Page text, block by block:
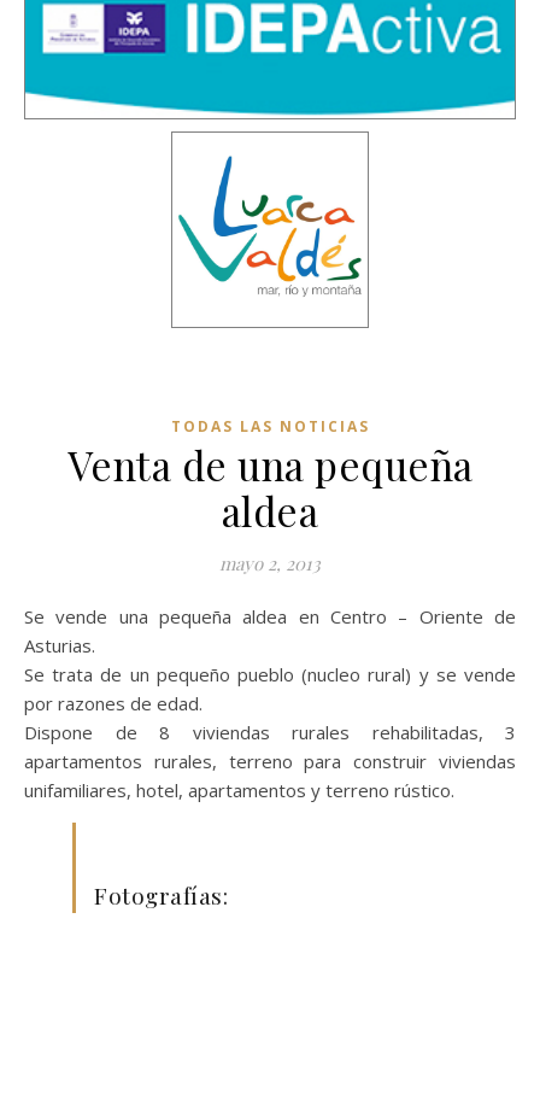
TODAS LAS NOTICIAS
Venta de una pequeña
aldea
mayo 2, 2013
Se vende una pequeña aldea en Centro – Oriente de
Asturias.
Se trata de un pequeño pueblo (nucleo rural) y se vende
por razones de edad.
Dispone de 8 viviendas rurales rehabilitadas, 3
apartamentos rurales, terreno para construir viviendas
unifamiliares, hotel, apartamentos y terreno rústico.
Fotografías: